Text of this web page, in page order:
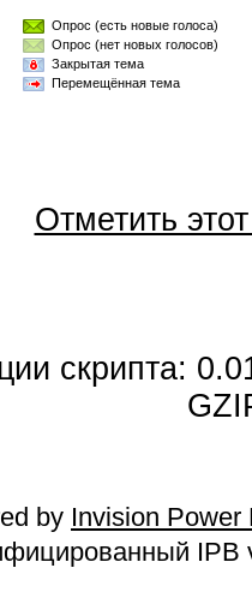
Опрос (есть новые голоса)
Опрос (нет новых голосов)
Закрытая тема
Перемещённая тема
Отметить
скрипта:
by Invision Power
IPB